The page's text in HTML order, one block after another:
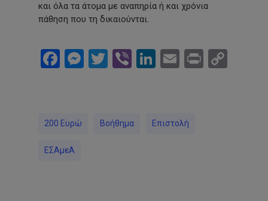
και όλα τα άτομα με αναπηρία ή και χρόνια
πάθηση που τη δικαιούνται.
Facebook
Messenger
Twitter
ViberLinkedIn
Email
Print
200 Ευρώ Βοήθημα Επιστολή
ΕΣΑμεΑ